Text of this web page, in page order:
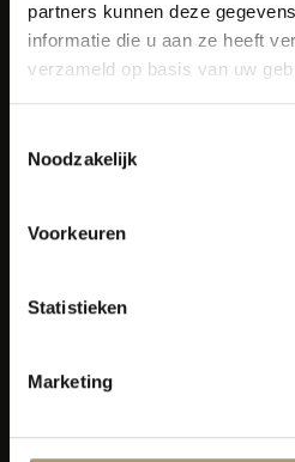
partners kunnen deze
informatie die u aan ze heeft
verzameld op basis van uw
Noodzakelijk
Voorkeuren
Statistieken
Marketing
2431 AE Noorden
info@lekkerflesjewijn.nl
Klantenservice